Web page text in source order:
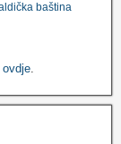
baština
.